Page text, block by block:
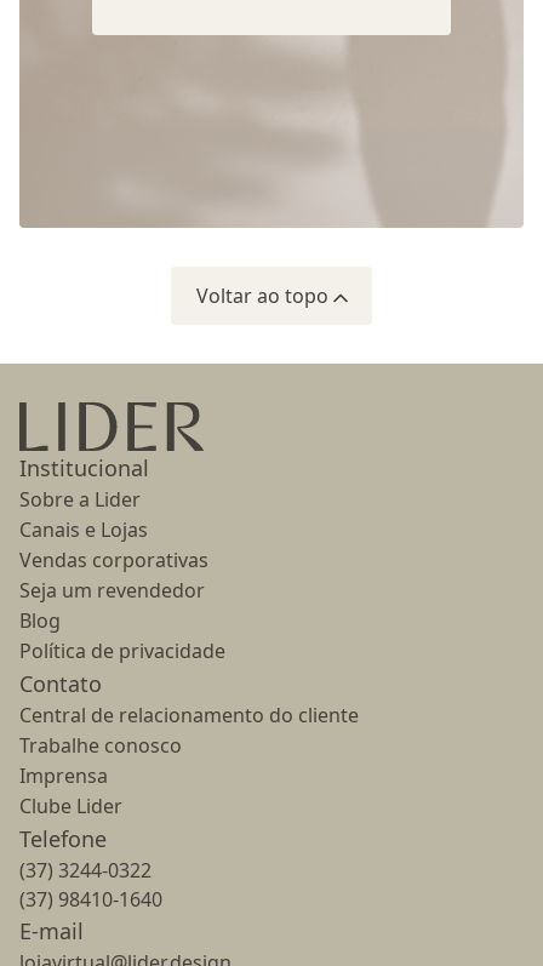
Voltar ao topo
Ir para a página inicial
Institucional
Sobre a Lider
Canais e Lojas
Vendas corporativas
Seja um revendedor
Blog
Política de privacidade
Contato
Central de relacionamento do cliente
Trabalhe conosco
Imprensa
Clube Lider
Telefone
(37) 3244-0322
(37) 98410-1640
E-mail